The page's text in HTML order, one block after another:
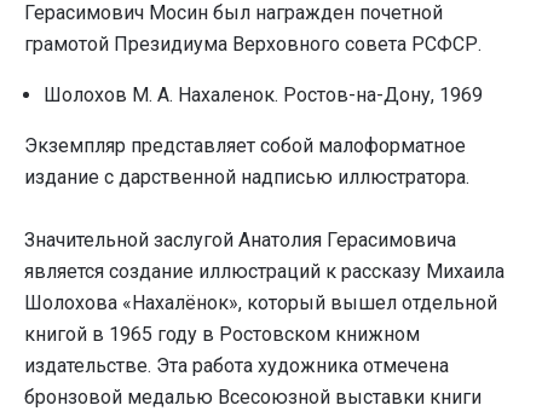
Герасимович Мосин был награжден почетной
грамотой Президиума Верховного совета РСФСР.
Шолохов М. А. Нахаленок. Ростов-на-Дону, 1969
Экземпляр представляет собой малоформатное
издание с дарственной надписью иллюстратора.
Значительной заслугой Анатолия Герасимовича
является создание иллюстраций к рассказу Михаила
Шолохова «Нахалёнок», который вышел отдельной
книгой в 1965 году в Ростовском книжном
издательстве. Эта работа художника отмечена
бронзовой медалью Всесоюзной выставки книги